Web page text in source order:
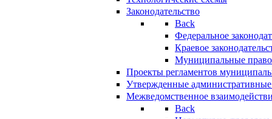
Законодательство
Back
Федеральное
Краевое
Муниципальные
Проекты регламентов
Утвержденные
Межведомственное
Back